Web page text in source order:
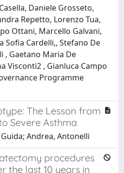
Daniele Grosseto,
Repetto, Lorenzo Tua,
Ottani, Marcello Galvani,
Sofia Cardelli,, Stefano De
, Gaetano Maria De
Visconti2 , Gianluca Campo
Programme
The Lesson from
Severe Asthma
Andrea, Antonelli
procedures
the last 10 years in